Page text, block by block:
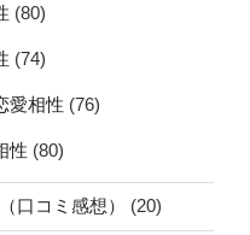
(80)
(74)
愛相性 (76)
性 (80)
口コミ感想） (20)